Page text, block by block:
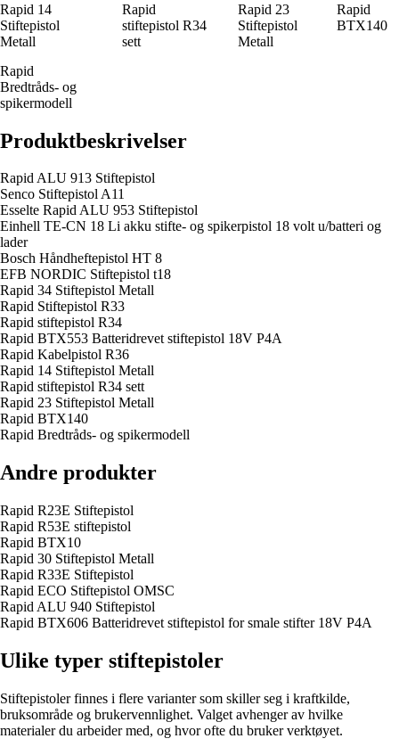
Rapid 14
Stiftepistol
Metall
Rapid
stiftepistol R34
sett
Rapid 23
Stiftepistol
Metall
Rapid
BTX140
Rapid
Bredtråds- og
spikermodell
Produktbeskrivelser
Rapid ALU 913 Stiftepistol
Senco Stiftepistol A11
Esselte Rapid ALU 953 Stiftepistol
Einhell TE-CN 18 Li akku stifte- og spikerpistol 18 volt u/batteri og
lader
Bosch Håndheftepistol HT 8
EFB NORDIC Stiftepistol t18
Rapid 34 Stiftepistol Metall
Rapid Stiftepistol R33
Rapid stiftepistol R34
Rapid BTX553 Batteridrevet stiftepistol 18V P4A
Rapid Kabelpistol R36
Rapid 14 Stiftepistol Metall
Rapid stiftepistol R34 sett
Rapid 23 Stiftepistol Metall
Rapid BTX140
Rapid Bredtråds- og spikermodell
Andre produkter
Rapid R23E Stiftepistol
Rapid R53E stiftepistol
Rapid BTX10
Rapid 30 Stiftepistol Metall
Rapid R33E Stiftepistol
Rapid ECO Stiftepistol OMSC
Rapid ALU 940 Stiftepistol
Rapid BTX606 Batteridrevet stiftepistol for smale stifter 18V P4A
Ulike typer stiftepistoler
Stiftepistoler finnes i flere varianter som skiller seg i kraftkilde,
bruksområde og brukervennlighet. Valget avhenger av hvilke
materialer du arbeider med, og hvor ofte du bruker verktøyet.